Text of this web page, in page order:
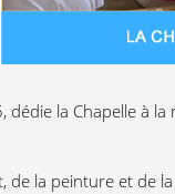
la Chapelle à
de la peinture et de